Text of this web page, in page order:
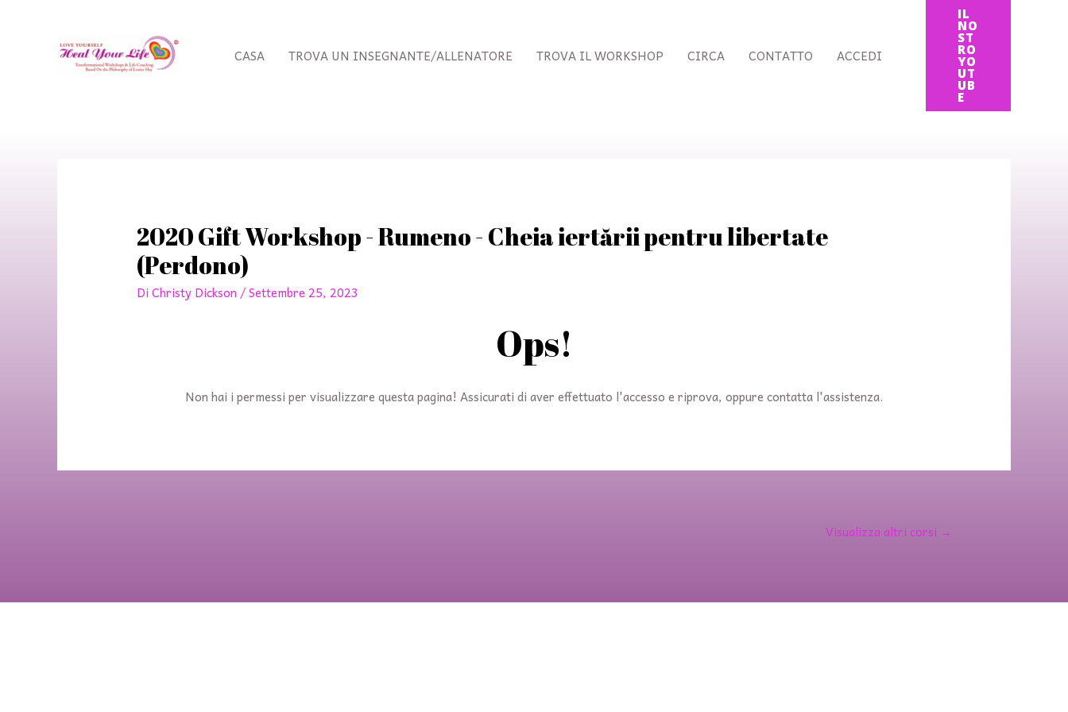
CASA TROVA UN INSEGNANTE/ALLENATORE TROVA IL WORKSHOP CIRCA CONTATTO ACCEDI
IL
NO
ST
RO
YO
UT
UB
E
2020 Gift Workshop - Rumeno - Cheia iertării pentru libertate
(Perdono)
DiChristy Dickson/Settembre 25, 2023
Ops!
Non hai i permessi per visualizzare questa pagina! Assicurati di aver effettuato l'accesso e riprova, oppure contatta l'assistenza.
Visualizza altri corsi →